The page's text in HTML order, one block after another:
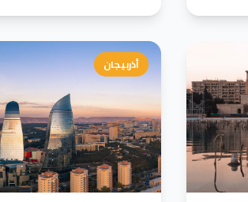
أذربيجان